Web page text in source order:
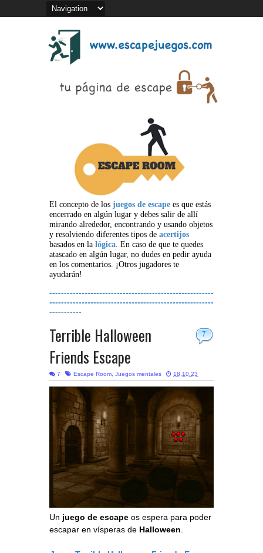
El concepto de los juegos de escape es que estás
encerrado en algún lugar y debes salir de allí
mirando alrededor, encontrando y usando objetos
y resolviendo diferentes tipos de acertijos
basados en la lógica. En caso de que te quedes
atascado en algún lugar, no dudes en pedir ayuda
en los comentarios. ¡Otros jugadores te
ayudarán!
--------------------------------------------------------
--------------------------------------------------------
-----------
7
Terrible Halloween
Friends Escape
7 Escape Room, Juegos mentales 18.10.23
Un juego de escape os espera para poder
escapar en vísperas de Halloween